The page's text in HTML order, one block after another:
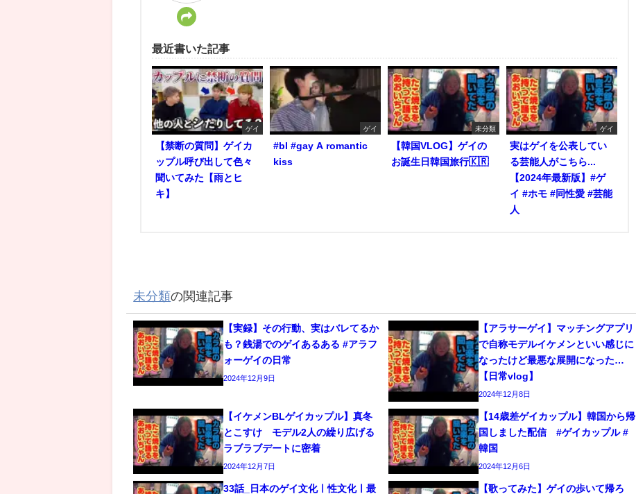
最近書いた記事
ゲイ
【禁断の質問】ゲイカ
ップル呼び出して色々
聞いてみた【雨とヒ
キ】
ゲイ
#bl #gay A romantic
kiss
未分類
【韓国VLOG】ゲイの
お誕生日韓国旅行🇰🇷
ゲイ
実はゲイを公表してい
る芸能人がこちら...
【2024年最新版】#ゲ
イ #ホモ #同性愛 #芸能
人
未分類の関連記事
【実録】その行動、実はバレてるか
も？銭湯でのゲイあるある #アラフ
ォーゲイの日常
2024年12月9日
【アラサーゲイ】マッチングアプリ
で自称モデルイケメンといい感じに
なったけど最悪な展開になった…
【日常vlog】
2024年12月8日
【イケメンBLゲイカップル】真冬
とこすけ モデル2人の繰り広げる
ラブラブデートに密着
2024年12月7日
【14歳差ゲイカップル】韓国から帰
国しました配信 #ゲイカップル #
韓国
2024年12月6日
33話_日本のゲイ文化ㅣ性文化ㅣ最
【歌ってみた】ゲイの歩いて帰ろ